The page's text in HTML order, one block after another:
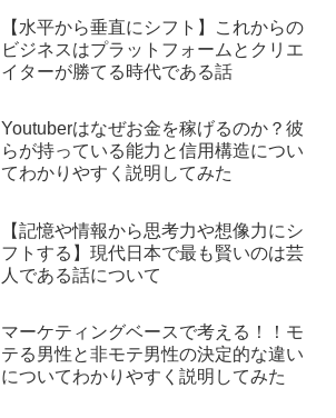
【水平から垂直にシフト】これからの
ビジネスはプラットフォームとクリエ
イターが勝てる時代である話
Youtuberはなぜお金を稼げるのか？彼
らが持っている能力と信用構造につい
てわかりやすく説明してみた
【記憶や情報から思考力や想像力にシ
フトする】現代日本で最も賢いのは芸
人である話について
マーケティングベースで考える！！モ
テる男性と非モテ男性の決定的な違い
についてわかりやすく説明してみた